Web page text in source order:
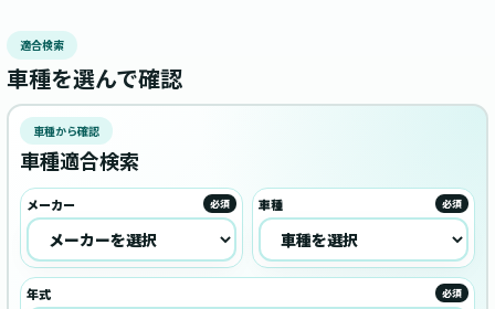
適合検索
車種を選んで確認
車種から確認
車種適合検索
メーカー 必須 車種 必須
年式 必須